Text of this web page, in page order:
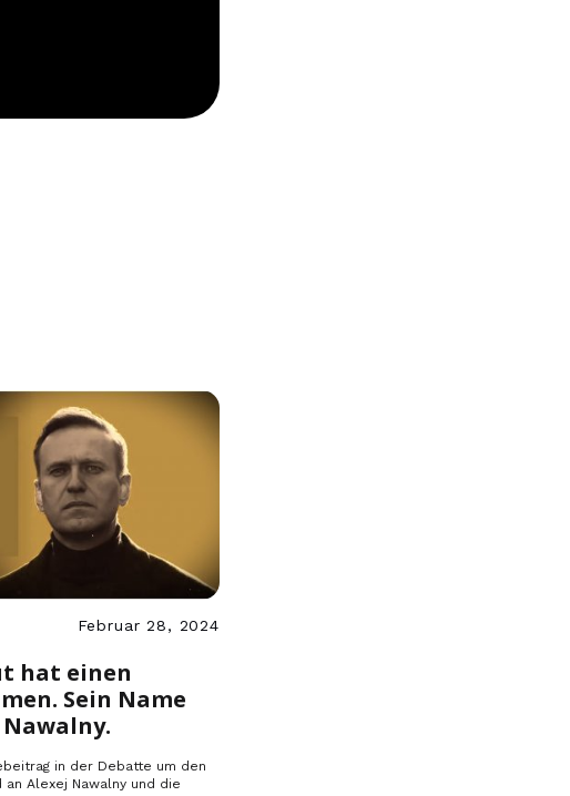
Februar 28, 2024
hat einen
Sein Name
in der Debatte um den
an Alexej Nawalny und die